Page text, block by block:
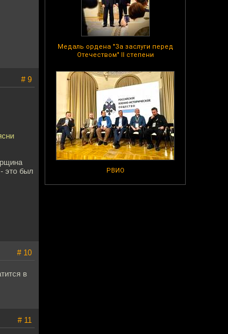
Медаль ордена "За заслуги перед
Отечеством" II степени
РВИО
# 9
это был
# 10
в
# 11